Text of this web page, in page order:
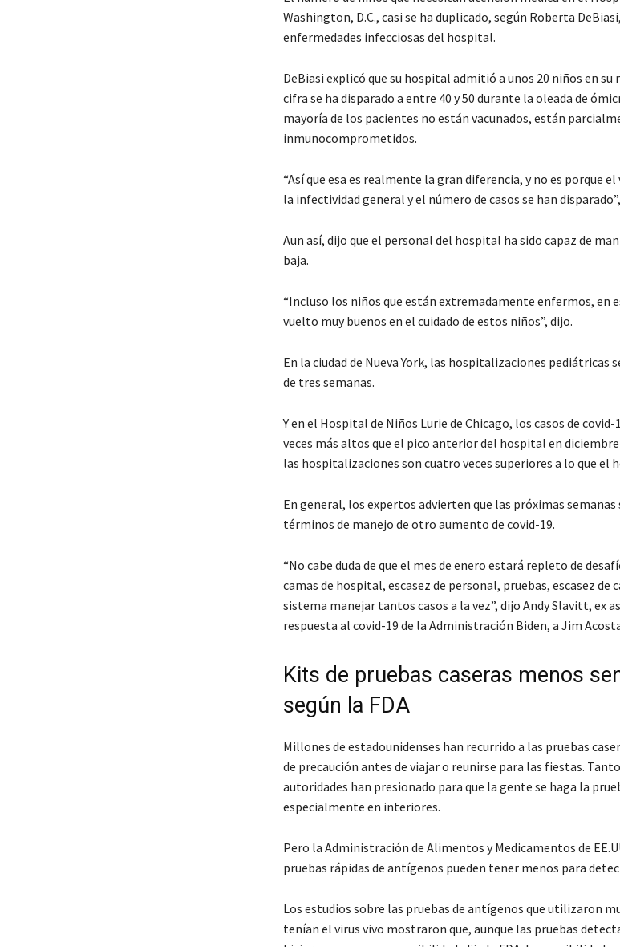
Washington, D.C., casi se ha duplicado, según Roberta
enfermedades infecciosas del hospital.
DeBiasi explicó que su hospital admitió a unos 20 niños en
cifra se ha disparado a entre 40 y 50 durante la oleada de
mayoría de los pacientes no están vacunados, están
inmunocomprometidos.
“Así que esa es realmente la gran diferencia, y no es porque el
la infectividad general y el número de casos se han
Aun así, dijo que el personal del hospital ha sido capaz de
baja.
“Incluso los niños que están extremadamente enfermos, en
vuelto muy buenos en el cuidado de estos niños”, dijo.
En la ciudad de Nueva York, las hospitalizaciones pediátricas
de tres semanas.
Y en el Hospital de Niños Lurie de Chicago, los casos de
veces más altos que el pico anterior del hospital en
las hospitalizaciones son cuatro veces superiores a lo que el
En general, los expertos advierten que las próximas semanas
términos de manejo de otro aumento de covid-19.
“No cabe duda de que el mes de enero estará repleto de
camas de hospital, escasez de personal, pruebas, escasez de
sistema manejar tantos casos a la vez”, dijo Andy Slavitt, ex
respuesta al covid-19 de la Administración Biden, a Jim
Kits de pruebas caseras menos
según la FDA
Millones de estadounidenses han recurrido a las pruebas
de precaución antes de viajar o reunirse para las fiestas.
autoridades han presionado para que la gente se haga la
especialmente en interiores.
Pero la Administración de Alimentos y Medicamentos de
pruebas rápidas de antígenos pueden tener menos para
Los estudios sobre las pruebas de antígenos que utilizaron
tenían el virus vivo mostraron que, aunque las pruebas